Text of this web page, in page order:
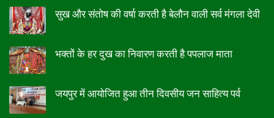
सुख और संतोष की वर्षा करती है बेलौन वाली सर्व मंगला देवी
भक्तों के हर दुख का निवारण करती है पपलाज माता
जयपुर में आयोजित हुआ तीन दिवसीय जन साहित्य पर्व